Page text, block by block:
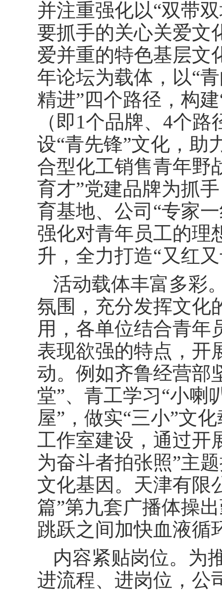
并注重强化以“双带
要抓手的关心关爱文
爱并重的特色基层文
年论坛为载体，以“
精进”四个路径，构
（即1个品牌、4个
设“青先锋”文化，助
合型化工销售青年野
育才”党建品牌为抓
育基地、公司“专家
强化对青年员工的理
升，全力打造“又红
活动载体丰富多彩
氛围，充分发挥文化
用，各单位结合青年
表现欲强的特点，开
动。例如齐鲁经营部
堂”、青工学习“小喇
屋”，做实“三小”文
工作室建设，通过开
为奋斗者拍张照”主
文化基因。天津有限
篇”第九套广播体操
跳跃之间加快血液循
内容紧贴岗位。为
进流程、进岗位，公